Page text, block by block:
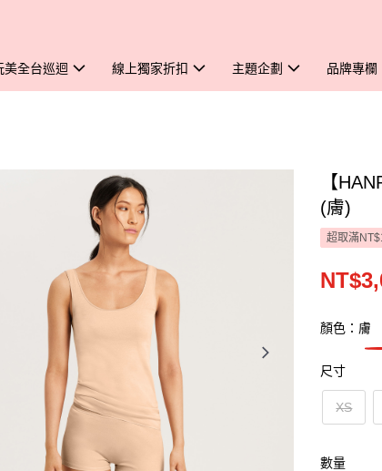
美全台巡迴 線上獨家折扣 主題企劃 品牌專欄
【
(膚)
超取滿
顏色：膚
尺寸
XS
數量